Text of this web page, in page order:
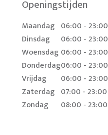
Openingstijden
Maandag 06:00 - 23:00
Dinsdag
06:00 - 23:00
Woensdag 06:00 - 23:00
Donderdag06:00 - 23:00
Vrijdag
06:00 - 23:00
Zaterdag 07:00 - 23:00
Zondag
08:00 - 23:00